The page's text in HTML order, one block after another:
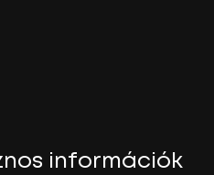
információk